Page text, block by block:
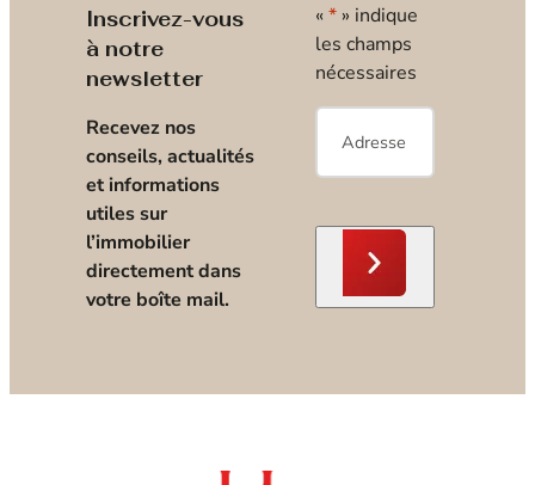
Inscrivez-vous
à notre
newsletter
Recevez nos
conseils, actualités
et informations
utiles sur
l’immobilier
directement dans
votre boîte mail.
« * » indique
les champs
nécessaires
E-
mail*